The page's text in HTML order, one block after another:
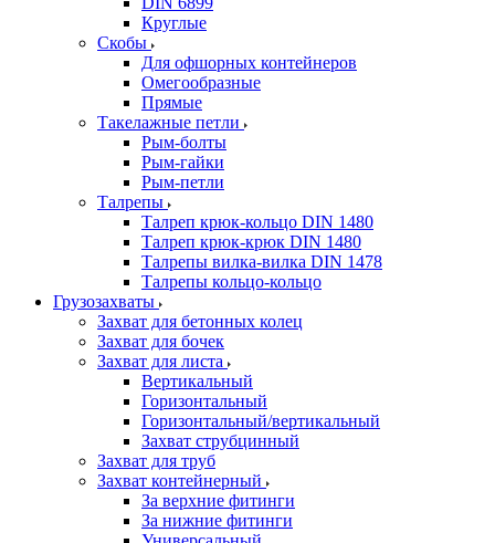
Круглые
Скобы
Для офшорных контейнеров
Омегообразные
Прямые
Такелажные петли
Рым-болты
Рым-гайки
Рым-петли
Талрепы
Талреп крюк-кольцо DIN 1480
Талреп крюк-крюк DIN 1480
Талрепы вилка-вилка DIN 1478
Талрепы кольцо-кольцо
Грузозахваты
Захват для бетонных колец
Захват для бочек
Захват для листа
Вертикальный
Горизонтальный
Горизонтальный/вертикальный
Захват струбцинный
Захват для труб
Захват контейнерный
За верхние фитинги
За нижние фитинги